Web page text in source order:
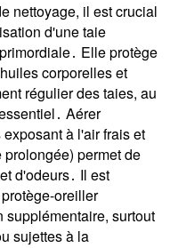
nettoyage, il est crucial
d'une taie
Elle protège
corporelles et
régulier des taies, au
Aérer
à l'air frais et
permet de
d'odeurs․ Il est
oreiller
supplémentaire, surtout
sujettes à la